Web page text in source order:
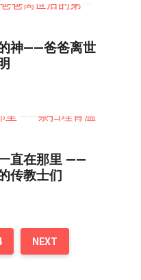
神——爸爸离世
直在那里 ——
传教士们
NEXT